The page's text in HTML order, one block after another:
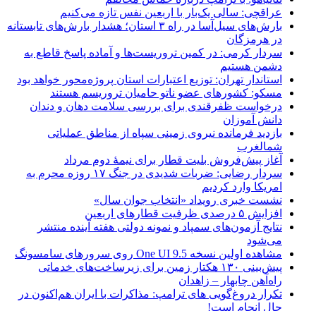
عراقچی: سالی یک‌بار با اربعین نفس تازه می‌کنیم
بارش‌های سیل‌آسا در راه ۳ استان؛ هشدار بارش‌های تابستانه
در هرمزگان
سردار کرمی: در کمین تروریست‌ها و آماده پاسخ قاطع به
دشمن هستیم
استاندار تهران: توزیع اعتبارات استان پروژه‌محور خواهد بود
مسکو: کشورهای عضو ناتو حامیان تروریسم هستند
درخواست ظفرقندی برای بررسی سلامت دهان و دندان
دانش آموزان
بازدید فرمانده نیروی زمینی سپاه از مناطق عملیاتی
شمالغرب
آغاز پیش‌فروش بلیت قطار برای نیمۀ دوم مرداد
سردار رضایی: ضربات شدیدی در جنگ ۱۷ روزه محرم به
امریکا وارد کردیم
نشست خبری رویداد «انتخاب جوان سال»
افزایش ۵ درصدی ظرفیت قطارهای اربعین
نتایج آزمون‌های سمپاد و نمونه دولتی هفته آینده منتشر
می‌شود
مشاهده اولین نسخه One UI 9.5 روی سرورهای سامسونگ
پیش‌بینی ۱۳۰ هکتار زمین برای زیرساخت‌های خدماتی
راه‌آهن چابهار – زاهدان
تکرار دروغ‌گویی های ترامپ: مذاکرات با ایران هم‌اکنون در
حال انجام است!